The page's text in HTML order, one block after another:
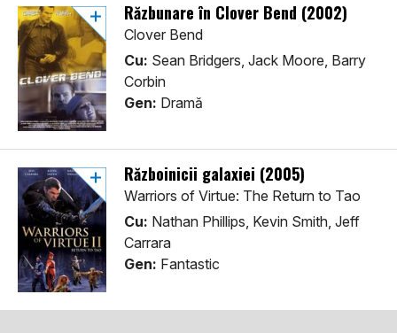
Răzbunare în Clover Bend (2002)
Clover Bend
Cu: Sean Bridgers, Jack Moore, Barry
Corbin
Gen: Dramă
Războinicii galaxiei (2005)
Warriors of Virtue: The Return to Tao
Cu: Nathan Phillips, Kevin Smith, Jeff
Carrara
Gen: Fantastic